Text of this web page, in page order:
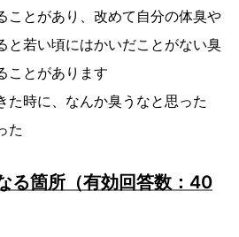
ことがあり、改めて自分の体臭や
と若い頃にはかいだことがない臭
ことがあります
た時に、なんか臭うなと思った
た
る箇所（有効回答数：40